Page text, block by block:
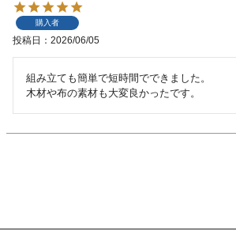
購入者
投稿日 2026/06/05
組み立ても簡単で短時間でできました。
木材や布の素材も大変良かったです。